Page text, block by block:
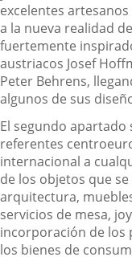
excelentes
a la nueva realidad
fuertemente
austriacos Josef
Peter Behrens,
algunos de sus
El segundo apartado
referentes
internacional a
de los objetos que
arquitectura,
servicios de mesa,
incorporación de los
los bienes de